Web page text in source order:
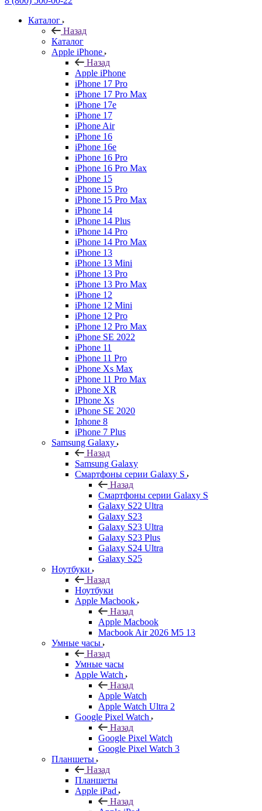
Каталог
Назад
Каталог
Apple iPhone
Назад
Apple iPhone
iPhone 17 Pro
iPhone 17 Pro Max
iPhone 17e
iPhone 17
iPhone Air
iPhone 16
iPhone 16e
iPhone 16 Pro
iPhone 16 Pro Max
iPhone 15
iPhone 15 Pro
iPhone 15 Pro Max
iPhone 14
iPhone 14 Plus
iPhone 14 Pro
iPhone 14 Pro Max
iPhone 13
iPhone 13 Mini
iPhone 13 Pro
iPhone 13 Pro Max
iPhone 12
iPhone 12 Mini
iPhone 12 Pro
iPhone 12 Pro Max
iPhone SE 2022
iPhone 11
iPhone 11 Pro
iPhone Xs Max
iPhone 11 Pro Max
iPhone XR
IPhone Xs
iPhone SE 2020
Iphone 8
iPhone 7 Plus
Samsung Galaxy
Назад
Samsung Galaxy
Смартфоны серии Galaxy S
Назад
Смартфоны серии Galaxy S
Galaxy S22 Ultra
Galaxy S23
Galaxy S23 Ultra
Galaxy S23 Plus
Galaxy S24 Ultra
Galaxy S25
Ноутбуки
Назад
Ноутбуки
Apple Macbook
Назад
Apple Macbook
Macbook Air 2026 M5 13
Умные часы
Назад
Умные часы
Apple Watch
Назад
Apple Watch
Apple Watch Ultra 2
Google Pixel Watch
Назад
Google Pixel Watch
Google Pixel Watch 3
Планшеты
Назад
Планшеты
Apple iPad
Назад